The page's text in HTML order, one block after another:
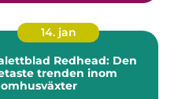
14. jan
Redhead: Den
trenden inom